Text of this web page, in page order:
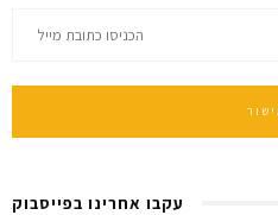
עקבו אחרינו בפייסבוק